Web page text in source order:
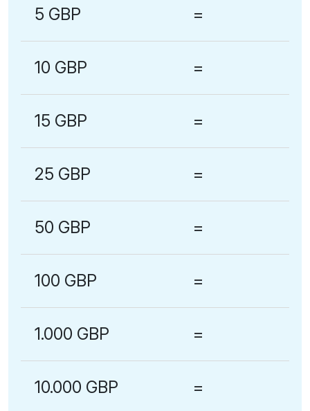
5 GBP =
10 GBP =
15 GBP =
25 GBP =
50 GBP =
100 GBP =
1.000 GBP =
10.000 GBP =